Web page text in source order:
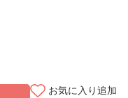
お気に入り追加